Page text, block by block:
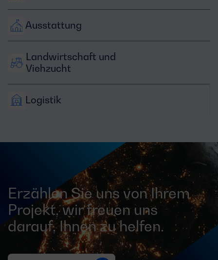
Ausstattung
Landwirtschaft und
Viehzucht
Logistik
Erzählen Sie uns von Ihrem
Projekt, wir freuen uns
darauf, Ihnen zu helfen.